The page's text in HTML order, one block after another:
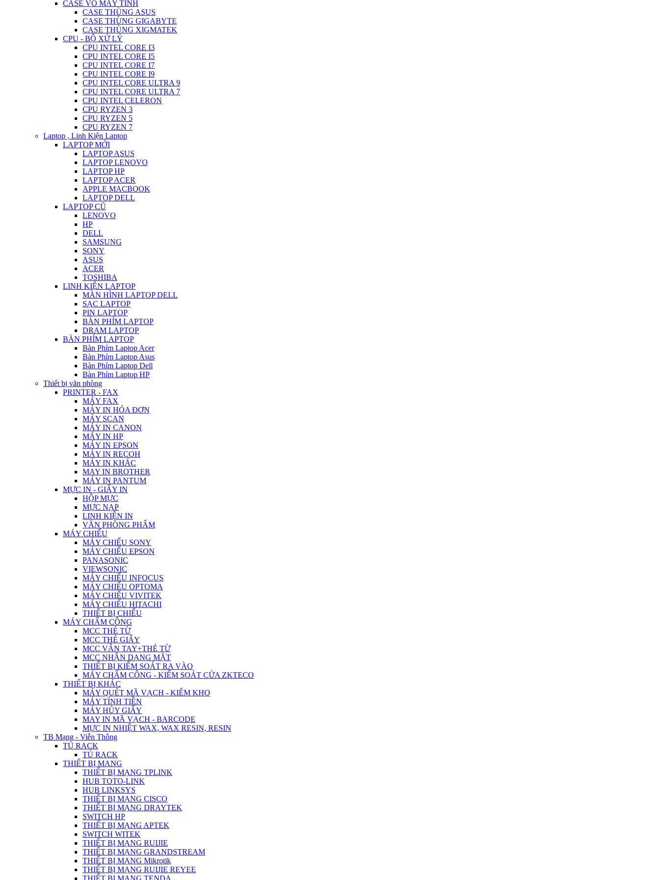
CASE VỎ MÁY TÍNH
CASE THÙNG ASUS
CASE THÙNG GIGABYTE
CASE THÙNG XIGMATEK
CPU - BỘ XỬ LÝ
CPU INTEL CORE I3
CPU INTEL CORE I5
CPU INTEL CORE I7
CPU INTEL CORE I9
CPU INTEL CORE ULTRA 9
CPU INTEL CORE ULTRA 7
CPU INTEL CELERON
CPU RYZEN 3
CPU RYZEN 5
CPU RYZEN 7
Laptop , Linh Kiện Laptop
LAPTOP MỚI
LAPTOP ASUS
LAPTOP LENOVO
LAPTOP HP
LAPTOP ACER
APPLE MACBOOK
LAPTOP DELL
LAPTOP CŨ
LENOVO
HP
DELL
SAMSUNG
SONY
ASUS
ACER
TOSHIBA
LINH KIỆN LAPTOP
MÀN HÌNH LAPTOP DELL
SẠC LAPTOP
PIN LAPTOP
BÀN PHÍM LAPTOP
DRAM LAPTOP
BÀN PHÍM LAPTOP
Bàn Phím Laptop Acer
Bàn Phím Laptop Asus
Bàn Phím Laptop Dell
Bàn Phím Laptop HP
Thiết bị văn phòng
PRINTER - FAX
MÁY FAX
MÁY IN HÓA ĐƠN
MÁY SCAN
MÁY IN CANON
MÁY IN HP
MÁY IN EPSON
MÁY IN RECOH
MÁY IN KHÁC
MAY IN BROTHER
MÁY IN PANTUM
MỰC IN - GIẤY IN
HỘP MỰC
MỰC NẠP
LINH KIỆN IN
VĂN PHÒNG PHẨM
MÁY CHIẾU
MÁY CHIẾU SONY
MÁY CHIẾU EPSON
PANASONIC
VIEWSONIC
MÁY CHIẾU INFOCUS
MÁY CHIẾU OPTOMA
MÁY CHIẾU VIVITEK
MÁY CHIẾU HITACHI
THIẾT BỊ CHIẾU
MÁY CHẤM CÔNG
MCC THẺ TỪ
MCC THẺ GIẤY
MCC VÂN TAY+THẺ TỪ
MCC NHẬN DẠNG MẶT
THIẾT BỊ KIỂM SOÁT RA VÀO
MÁY CHẤM CÔNG - KIỂM SOÁT CỬA ZKTECO
THIẾT BỊ KHÁC
MÁY QUÉT MÃ VẠCH - KIỂM KHO
MÁY TÍNH TIỀN
MÁY HỦY GIẤY
MAY IN MÃ VẠCH - BARCODE
MỰC IN NHIỆT WAX, WAX RESIN, RESIN
TB Mạng - Viễn Thông
TỦ RACK
TỦ RACK
THIẾT BỊ MANG
THIẾT BỊ MẠNG TPLINK
HUB TOTO-LINK
HUB LINKSYS
THIẾT BỊ MẠNG CISCO
THIẾT BỊ MẠNG DRAYTEK
SWITCH HP
THIẾT BỊ MẠNG APTEK
SWITCH WITEK
THIẾT BỊ MẠNG RUIJIE
THIẾT BỊ MẠNG GRANDSTREAM
THIẾT BỊ MẠNG Mikrotik
THIẾT BỊ MẠNG RUIJIE REYEE
THIẾT BỊ MẠNG TENDA